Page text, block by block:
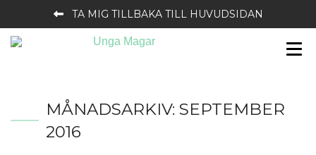
TA MIG TILLBAKA TILL HUVUDSIDAN
MÅNADSARKIV: SEPTEMBER
2016